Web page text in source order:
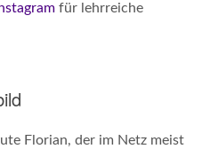
für lehrreiche
Florian, der im Netz meist